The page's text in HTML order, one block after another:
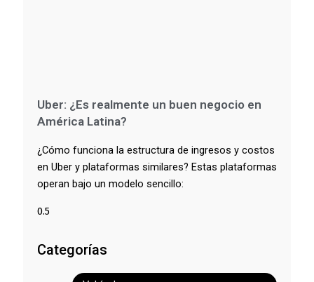
Uber: ¿Es realmente un buen negocio en
América Latina?
¿Cómo funciona la estructura de ingresos y costos
en Uber y plataformas similares? Estas plataformas
operan bajo un modelo sencillo:
Categorías